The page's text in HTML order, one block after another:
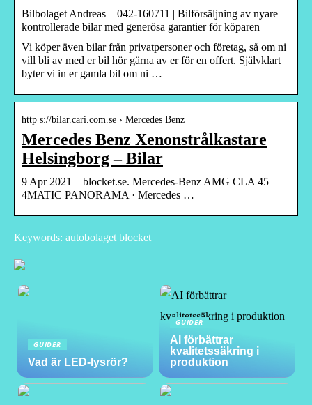
Bilbolaget Andreas – 042-160711 | Bilförsäljning av nyare
kontrollerade bilar med generösa garantier för köparen
Vi köper även bilar från privatpersoner och företag, så om ni
vill bli av med er bil hör gärna av er för en offert. Självklart
byter vi in er gamla bil om ni …
http s://bilar.cari.com.se › Mercedes Benz
Mercedes Benz Xenonstrålkastare
Helsingborg – Bilar
9 Apr 2021 – blocket.se. Mercedes-Benz AMG CLA 45
4MATIC PANORAMA · Mercedes …
Keywords: autobolaget blocket
GUIDER
Vad är LED-lysrör?
GUIDER
AI förbättrar
kvalitetssäkring i
produktion